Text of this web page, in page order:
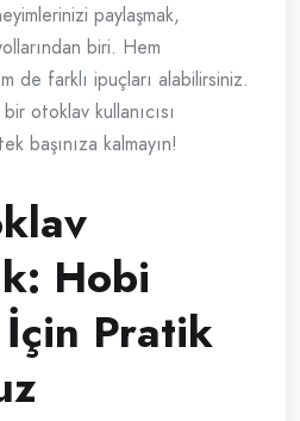
paylaşmak,
biri. Hem
de farklı ipuçları alabilirsiniz.
otoklav kullanıcısı
başınıza kalmayın!
Hobi
Pratik